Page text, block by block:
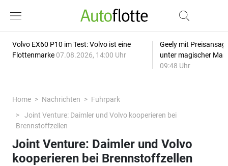
Volvo EX60 P10 im Test: Volvo ist eine
Flottenmarke 07.08.2026, 14:00 Uhr
Geely mit
unter magischer
09:48 Uhr
Home Nachrichten
Fuhrpark
Joint Venture: Daimler und Volvo kooperieren bei
Brennstoffzellen
Joint Venture: Daimler und Volvo
kooperieren bei Brennstoffzellen